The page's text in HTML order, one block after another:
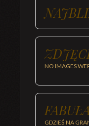
NO IMAGES
FABUŁA
GDZIEŚ NA